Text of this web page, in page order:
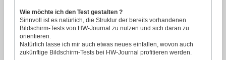
Wie möchte ich den Test gestalten ?
Sinnvoll ist es natürlich, die Struktur der bereits vorhandenen
Bildschirm-Tests von HW-Journal zu nutzen und sich daran zu
orientieren.
Natürlich lasse ich mir auch etwas neues einfallen, wovon auch
zukünftige Bildschirm-Tests bei HW-Journal profitieren werden.